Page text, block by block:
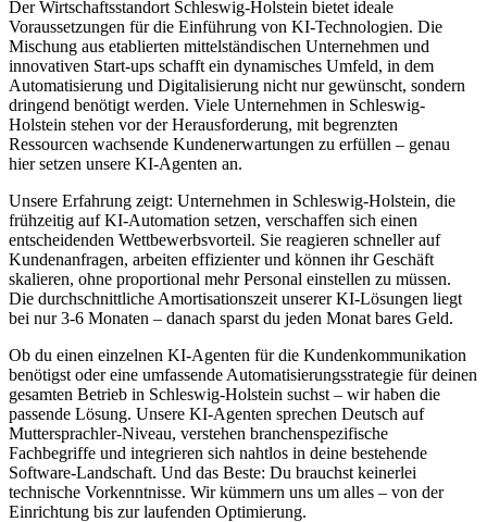
Der Wirtschaftsstandort Schleswig-Holstein bietet ideale
Voraussetzungen für die Einführung von KI-Technologien. Die
Mischung aus etablierten mittelständischen Unternehmen und
innovativen Start-ups schafft ein dynamisches Umfeld, in dem
Automatisierung und Digitalisierung nicht nur gewünscht, sondern
dringend benötigt werden. Viele Unternehmen in Schleswig-
Holstein stehen vor der Herausforderung, mit begrenzten
Ressourcen wachsende Kundenerwartungen zu erfüllen – genau
hier setzen unsere KI-Agenten an.
Unsere Erfahrung zeigt: Unternehmen in Schleswig-Holstein, die
frühzeitig auf KI-Automation setzen, verschaffen sich einen
entscheidenden Wettbewerbsvorteil. Sie reagieren schneller auf
Kundenanfragen, arbeiten effizienter und können ihr Geschäft
skalieren, ohne proportional mehr Personal einstellen zu müssen.
Die durchschnittliche Amortisationszeit unserer KI-Lösungen liegt
bei nur 3-6 Monaten – danach sparst du jeden Monat bares Geld.
Ob du einen einzelnen KI-Agenten für die Kundenkommunikation
benötigst oder eine umfassende Automatisierungsstrategie für deinen
gesamten Betrieb in Schleswig-Holstein suchst – wir haben die
passende Lösung. Unsere KI-Agenten sprechen Deutsch auf
Muttersprachler-Niveau, verstehen branchenspezifische
Fachbegriffe und integrieren sich nahtlos in deine bestehende
Software-Landschaft. Und das Beste: Du brauchst keinerlei
technische Vorkenntnisse. Wir kümmern uns um alles – von der
Einrichtung bis zur laufenden Optimierung.